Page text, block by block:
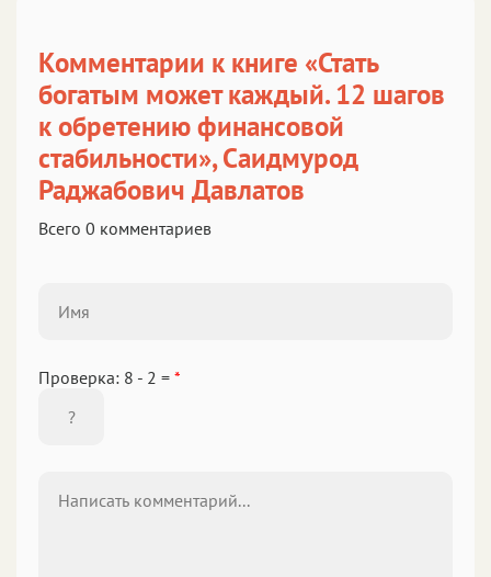
Комментарии к книге «Стать
богатым может каждый. 12 шагов
к обретению финансовой
стабильности», Саидмурод
Раджабович Давлатов
Всего 0 комментариев
Проверка: 8 - 2 = *